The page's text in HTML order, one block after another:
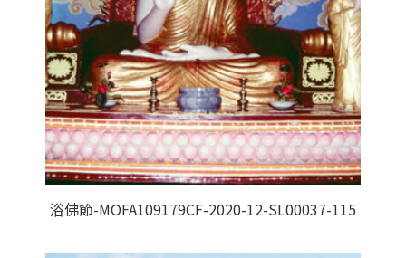
浴佛節-MOFA109179CF-2020-12-SL00037-115